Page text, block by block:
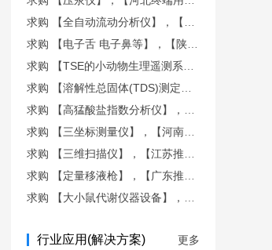
更多
行业应用(解决方案)